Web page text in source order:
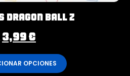
Dragon Ball Z
3,99€
OPCIONES